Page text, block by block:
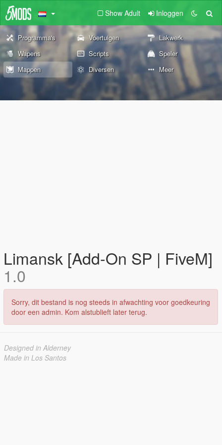
Show Adult Inloggen
Programma's Voertuigen
Lakwerk
Wapens
Scripts
Speler
Mappen
Diversen Meer
Limansk [Add-On SP | FiveM]
1.0
Sorry, dit bestand is nog steeds in afwachting voor goedkeuring
door een admin. Kom alstublieft later terug.
Designed in Alderney
Made in Los Santos